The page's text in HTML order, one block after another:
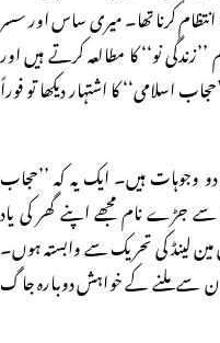
کرنا تھا۔ میری ساس اور سسر
نو‘‘ کا مطالعہ کرتے ہیں اور
اسلامی‘‘ کا اشتہار دیکھا تو فوراً
وجوہات ہیں۔ ایک یہ کہ ’’حجاب
جڑے نام مجھے اپنے گھر کی یاد
مین لینڈ کی تحریک سے وابستہ ہوں۔
سے ملنے کے خواہش دوبارہ جاگ